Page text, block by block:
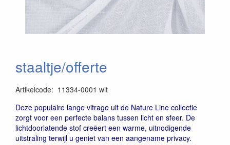
staaltje/offerte
Artikelcode: 11334-0001 wit
Deze populaire lange vitrage uit de Nature Line collectie
zorgt voor een perfecte balans tussen licht en sfeer. De
lichtdoorlatende stof creëert een warme, uitnodigende
uitstraling terwijl u geniet van een aangename privacy.